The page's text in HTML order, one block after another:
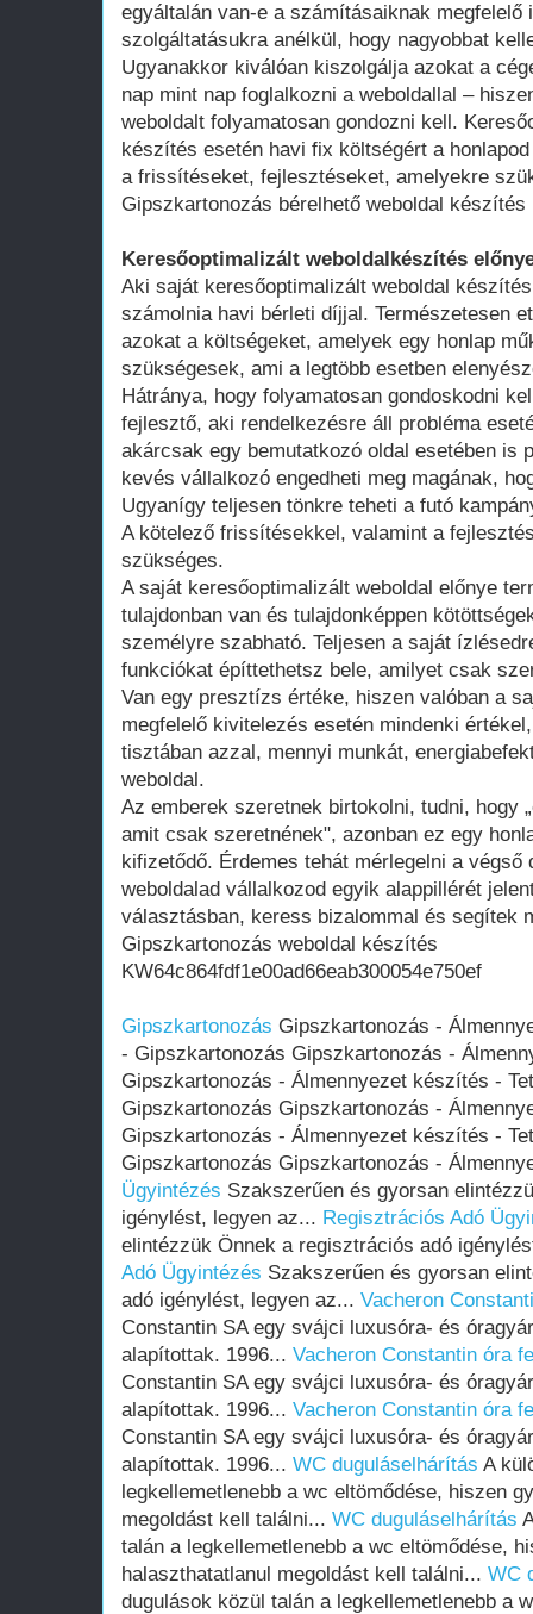
egyáltalán van-e a számításaiknak megfelelő
szolgáltatásukra anélkül, hogy nagyobbat
Ugyanakkor kiválóan kiszolgálja azokat a
nap mint nap foglalkozni a weboldallal –
weboldalt folyamatosan gondozni kell.
készítés esetén havi fix költségért a
a frissítéseket, fejlesztéseket, amelyekre
Gipszkartonozás bérelhető weboldal készítés
Keresőoptimalizált weboldalkészítés
Aki saját keresőoptimalizált weboldal
számolnia havi bérleti díjjal. Természetesen
azokat a költségeket, amelyek egy honlap
szükségesek, ami a legtöbb esetben
Hátránya, hogy folyamatosan gondoskodni
fejlesztő, aki rendelkezésre áll probléma
akárcsak egy bemutatkozó oldal esetében is
kevés vállalkozó engedheti meg magának,
Ugyanígy teljesen tönkre teheti a futó
A kötelező frissítésekkel, valamint a
szükséges.
A saját keresőoptimalizált weboldal előnye
tulajdonban van és tulajdonképpen
személyre szabható. Teljesen a saját
funkciókat építtethetsz bele, amilyet csak
Van egy presztízs értéke, hiszen valóban a
megfelelő kivitelezés esetén mindenki
tisztában azzal, mennyi munkát,
weboldal.
Az emberek szeretnek birtokolni, tudni, hogy
amit csak szeretnének", azonban ez egy
kifizetődő. Érdemes tehát mérlegelni a végső
weboldalad vállalkozod egyik alappillérét
választásban, keress bizalommal és segítek
Gipszkartonozás weboldal készítés
KW64c864fdf1e00ad66eab300054e750ef
Gipszkartonozás Gipszkartonozás -
- Gipszkartonozás Gipszkartonozás -
Gipszkartonozás - Álmennyezet készítés -
Gipszkartonozás Gipszkartonozás -
Gipszkartonozás - Álmennyezet készítés -
Gipszkartonozás Gipszkartonozás -
Ügyintézés Szakszerűen és gyorsan
igénylést, legyen az... Regisztrációs Adó
elintézzük Önnek a regisztrációs adó
Adó Ügyintézés Szakszerűen és gyorsan
adó igénylést, legyen az... Vacheron
Constantin SA egy svájci luxusóra- és
alapítottak. 1996... Vacheron Constantin óra
Constantin SA egy svájci luxusóra- és
alapítottak. 1996... Vacheron Constantin óra
Constantin SA egy svájci luxusóra- és
alapítottak. 1996... WC duguláselhárítás A
legkellemetlenebb a wc eltömődése, hiszen
megoldást kell találni... WC duguláselhárítás
talán a legkellemetlenebb a wc eltömődése,
halaszthatatlanul megoldást kell találni... WC
dugulások közül talán a legkellemetlenebb a